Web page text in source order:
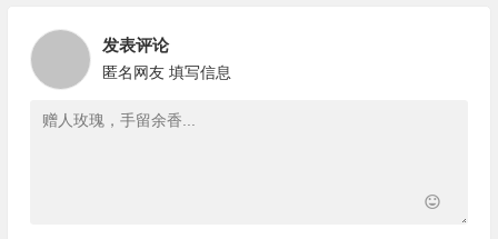
发表评论
匿名网友 填写信息